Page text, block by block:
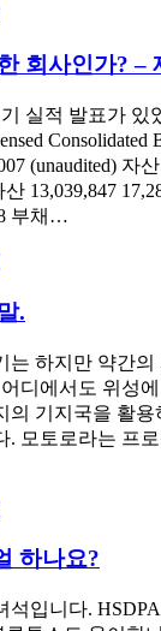
회사인가? –
실적 발표가 있
Consolidated
(unaudited) 자
13,039,847
부채…
.
는 하지만 약간
디에서도 위성
의 기지국을 활용
. 모토로라는 프
하나요?
석입니다.